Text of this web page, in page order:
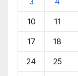
10 11
17 18
24 25